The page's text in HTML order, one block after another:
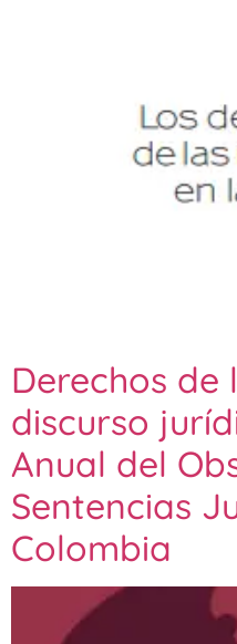
Derechos de
discurso
Anual del
Sentencias
Colombia